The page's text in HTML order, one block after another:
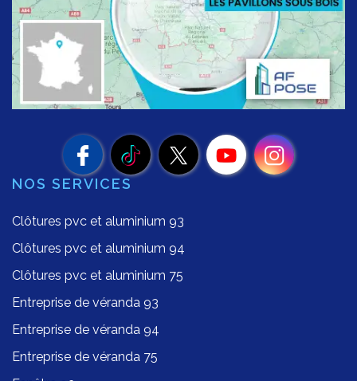
NOS SERVICES
Clôtures pvc et aluminium 93
Clôtures pvc et aluminium 94
Clôtures pvc et aluminium 75
Entreprise de véranda 93
Entreprise de véranda 94
Entreprise de véranda 75